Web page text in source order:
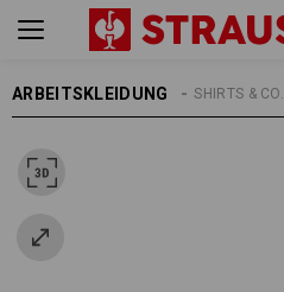
ARBEITSKLEIDUNG SHIRTS & CO.
DAMEN